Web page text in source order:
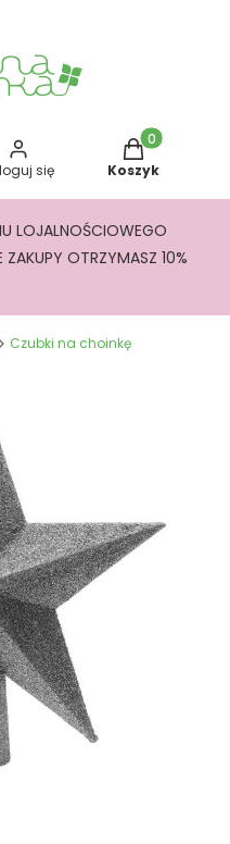
się
Produkty w
Koszyk
LOJALNOŚCIOWEGO
ZAKUPY OTRZYMASZ 10%
Czubki na choinkę